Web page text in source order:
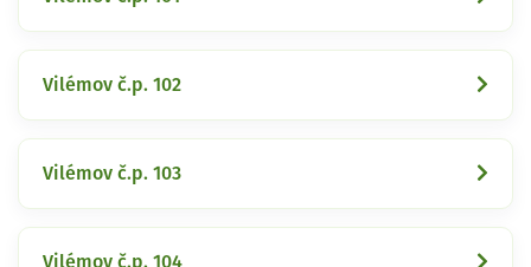
Vilémov č.p. 102
Vilémov č.p. 103
Vilémov č.p. 104